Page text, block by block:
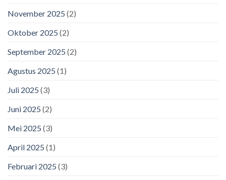
November 2025 (2)
Oktober 2025 (2)
September 2025 (2)
Agustus 2025 (1)
Juli 2025 (3)
Juni 2025 (2)
Mei 2025 (3)
April 2025 (1)
Februari 2025 (3)